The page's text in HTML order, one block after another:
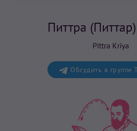
Питтра
Pittra Kriya
Обсудить в группе